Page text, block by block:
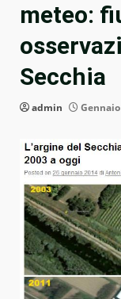
meteo:
Secchia
admin